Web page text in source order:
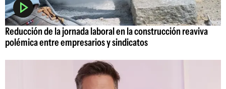
Reducción de la jornada laboral en la construcción reaviva
polémica entre empresarios y sindicatos